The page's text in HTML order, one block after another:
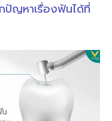
ญหาเรื่องฟันได้ที่